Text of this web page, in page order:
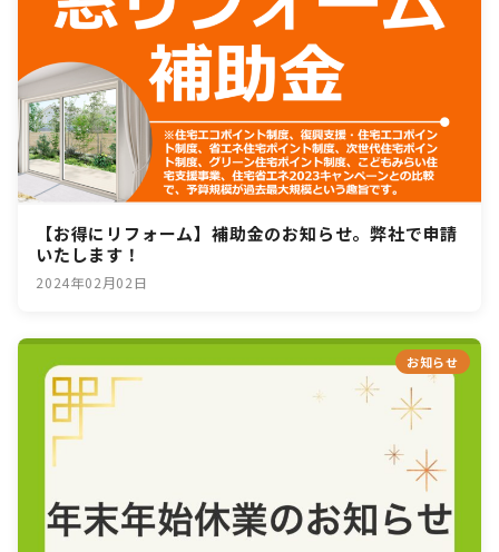
【お得にリフォーム】補助金のお知らせ。弊社で申請
いたします！
2024年02月02日
お知らせ